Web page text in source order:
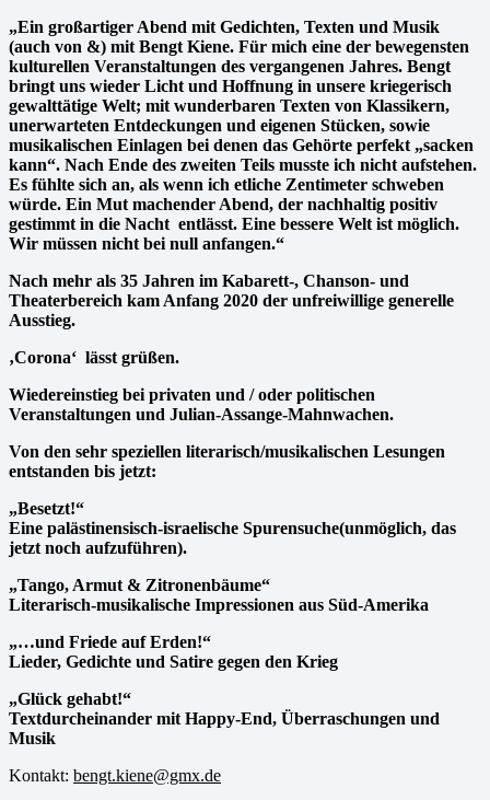
„Ein großartiger Abend mit Gedichten, Texten und Musik
(auch von &) mit Bengt Kiene. Für mich eine der bewegensten
kulturellen Veranstaltungen des vergangenen Jahres. Bengt
bringt uns wieder Licht und Hoffnung in unsere kriegerisch
gewalttätige Welt; mit wunderbaren Texten von Klassikern,
unerwarteten Entdeckungen und eigenen Stücken, sowie
musikalischen Einlagen bei denen das Gehörte perfekt „sacken
kann“. Nach Ende des zweiten Teils musste ich nicht aufstehen.
Es fühlte sich an, als wenn ich etliche Zentimeter schweben
würde. Ein Mut machender Abend, der nachhaltig positiv
gestimmt in die Nacht entlässt. Eine bessere Welt ist möglich.
Wir müssen nicht bei null anfangen.“
Nach mehr als 35 Jahren im Kabarett-, Chanson- und
Theaterbereich kam Anfang 2020 der unfreiwillige generelle
Ausstieg.
‚Corona‘ lässt grüßen.
Wiedereinstieg bei privaten und / oder politischen
Veranstaltungen und Julian-Assange-Mahnwachen.
Von den sehr speziellen literarisch/musikalischen Lesungen
entstanden bis jetzt:
„Besetzt!“
Eine palästinensisch-israelische Spurensuche(unmöglich, das
jetzt noch aufzuführen).
„Tango, Armut & Zitronenbäume“
Literarisch-musikalische Impressionen aus Süd-Amerika
„…und Friede auf Erden!“
Lieder, Gedichte und Satire gegen den Krieg
„Glück gehabt!“
Textdurcheinander mit Happy-End, Überraschungen und
Musik
Kontakt: bengt.kiene@gmx.de